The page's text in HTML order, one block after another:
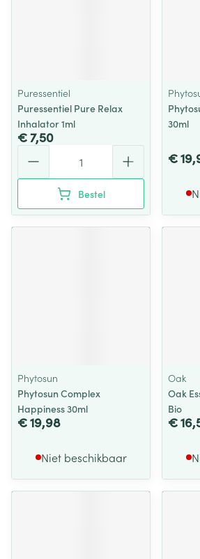
Puressentiel
Puressentiel Pure Relax
Inhalator 1ml
€ 7,50
Bestel
30ml
€
Phytosun
Phytosun Complex
Happiness 30ml
€ 19,98
Niet beschikbaar
Oak
Oak
Bio
€